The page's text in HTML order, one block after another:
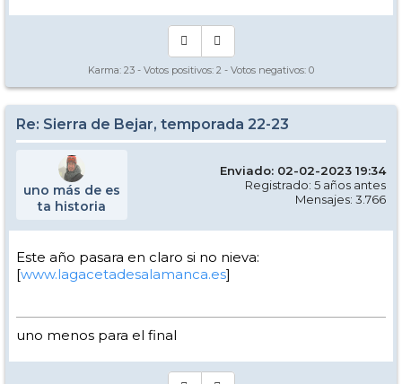
Karma: 23 - Votos positivos: 2 - Votos negativos: 0
Re: Sierra de Bejar, temporada 22-23
uno más de es
ta historia
Enviado: 02-02-2023 19:34
Registrado: 5 años antes
Mensajes: 3.766
Este año pasara en claro si no nieva:
[www.lagacetadesalamanca.es]
uno menos para el final